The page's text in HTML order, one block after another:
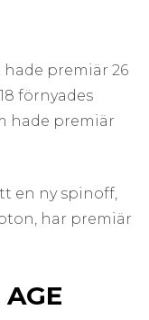
premiär 26
förnyades
hade premiär
en ny spinoff,
har premiär